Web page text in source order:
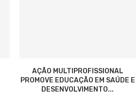
AÇÃO MULTIPROFISSIONAL
PROMOVE EDUCAÇÃO EM SAÚDE E
DESENVOLVIMENTO...